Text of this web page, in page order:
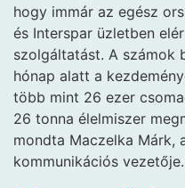
hogy immár az egész
és Interspar üzletben
szolgáltatást. A számok
hónap alatt a
több mint 26 ezer
26 tonna élelmiszer
mondta Maczelka Márk,
kommunikációs vezetője.